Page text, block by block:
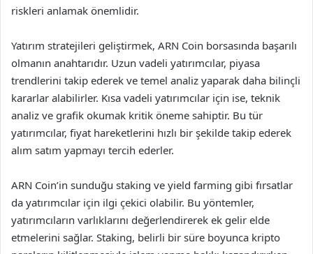
riskleri anlamak önemlidir.
Yatırım stratejileri geliştirmek, ARN Coin borsasında başarılı
olmanın anahtarıdır. Uzun vadeli yatırımcılar, piyasa
trendlerini takip ederek ve temel analiz yaparak daha bilinçli
kararlar alabilirler. Kısa vadeli yatırımcılar için ise, teknik
analiz ve grafik okumak kritik öneme sahiptir. Bu tür
yatırımcılar, fiyat hareketlerini hızlı bir şekilde takip ederek
alım satım yapmayı tercih ederler.
ARN Coin’in sunduğu staking ve yield farming gibi fırsatlar
da yatırımcılar için ilgi çekici olabilir. Bu yöntemler,
yatırımcıların varlıklarını değerlendirerek ek gelir elde
etmelerini sağlar. Staking, belirli bir süre boyunca kripto